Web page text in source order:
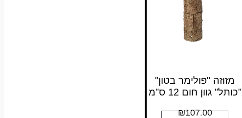
מזוזה "פולימר בטון"
"כותל" גוון חום 12 ס"מ
₪107.00